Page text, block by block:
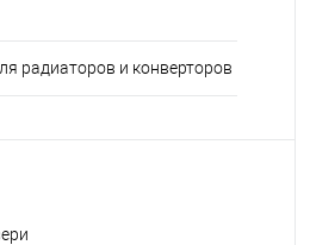
радиаторов и конверторов